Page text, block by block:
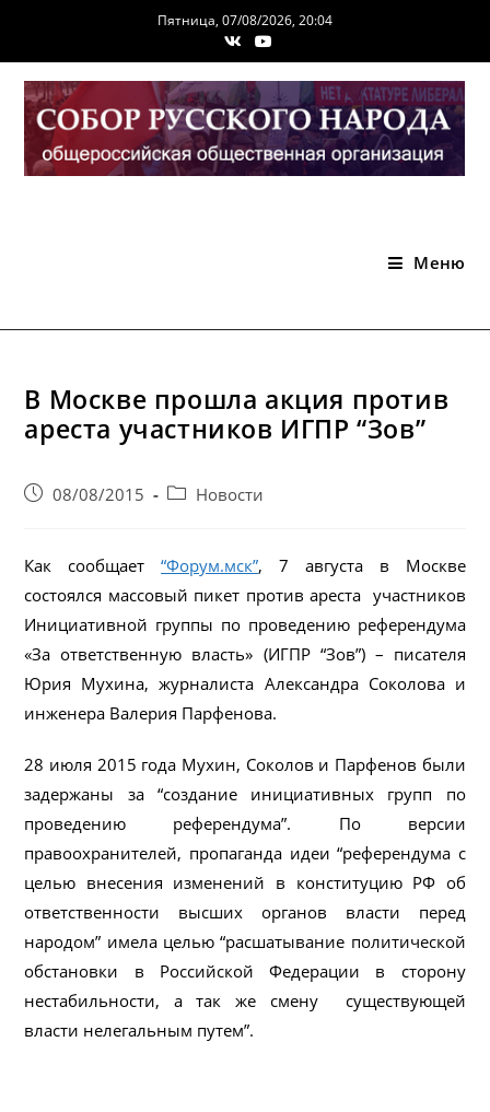
содержимому
Пятница, 07/08/2026, 20:04
Меню
В Москве прошла акция против
ареста участников ИГПР “Зов”
Запись08/08/2015
PostНовости
Как сообщает“Форум.мск”, 7 августа в Москве
состоялся массовый пикет против ареста участников
Инициативной группы по проведению референдума
«За ответственную власть» (ИГПР “Зов”) – писателя
Юрия Мухина, журналиста Александра Соколова и
инженера Валерия Парфенова.
28 июля 2015 года Мухин, Соколов и Парфенов были
задержаны за “создание инициативных групп по
проведению референдума”. По версии
правоохранителей, пропаганда идеи “референдума с
целью внесения изменений в конституцию РФ об
ответственности высших органов власти перед
народом” имела целью “расшатывание политической
обстановки в Российской Федерации в сторону
нестабильности, а так же смену существующей
власти нелегальным путем”.